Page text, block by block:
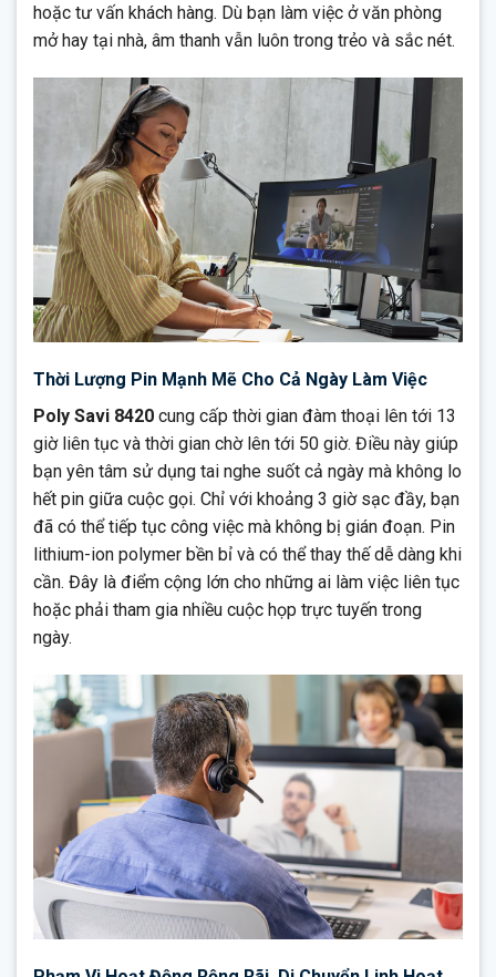
hoặc tư vấn khách hàng. Dù bạn làm việc ở văn phòng
mở hay tại nhà, âm thanh vẫn luôn trong trẻo và sắc nét.
Thời Lượng Pin Mạnh Mẽ Cho Cả Ngày Làm Việc
Poly Savi 8420 cung cấp thời gian đàm thoại lên tới 13
giờ liên tục và thời gian chờ lên tới 50 giờ. Điều này giúp
bạn yên tâm sử dụng tai nghe suốt cả ngày mà không lo
hết pin giữa cuộc gọi. Chỉ với khoảng 3 giờ sạc đầy, bạn
đã có thể tiếp tục công việc mà không bị gián đoạn. Pin
lithium-ion polymer bền bỉ và có thể thay thế dễ dàng khi
cần. Đây là điểm cộng lớn cho những ai làm việc liên tục
hoặc phải tham gia nhiều cuộc họp trực tuyến trong
ngày.